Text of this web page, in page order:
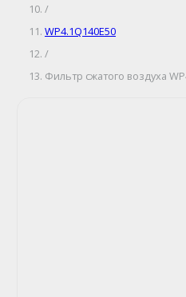
/
WP4.1Q140E50
/
Фильтр сжатого воздуха